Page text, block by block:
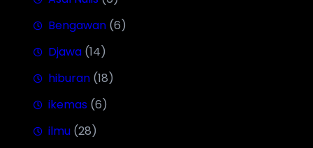
Bengawan (6)
Djawa (14)
hiburan (18)
ikemas (6)
ilmu (28)